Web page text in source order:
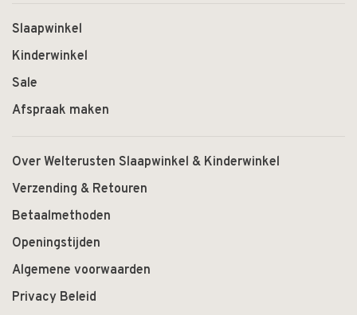
Slaapwinkel
Kinderwinkel
Sale
Afspraak maken
Over Welterusten Slaapwinkel & Kinderwinkel
Verzending & Retouren
Betaalmethoden
Openingstijden
Algemene voorwaarden
Privacy Beleid